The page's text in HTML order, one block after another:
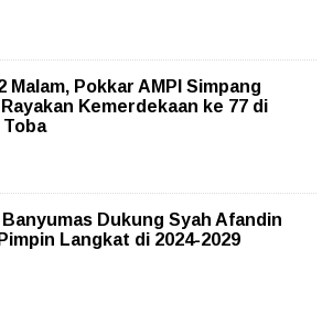
Malam, Pokkar AMPI Simpang
Kemerdekaan ke 77 di
Toba
Banyumas Dukung Syah Afandin
Langkat di 2024-2029